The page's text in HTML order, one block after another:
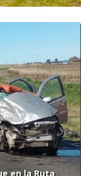
en la Ruta